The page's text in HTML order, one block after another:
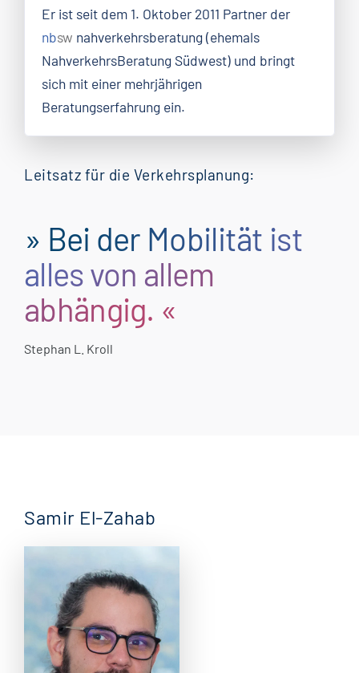
Er ist seit dem 1. Oktober 2011 Partner der
nbsw nahverkehrsberatung (ehemals
NahverkehrsBeratung Südwest) und bringt
sich mit einer mehrjährigen
Beratungserfahrung ein.
Leitsatz für die Verkehrsplanung:
» Bei der Mobilität ist
alles von allem
abhängig. «
Stephan L. Kroll
Samir El-Zahab